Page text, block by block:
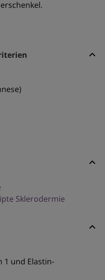
Sklerodermie
1 und Elastin-